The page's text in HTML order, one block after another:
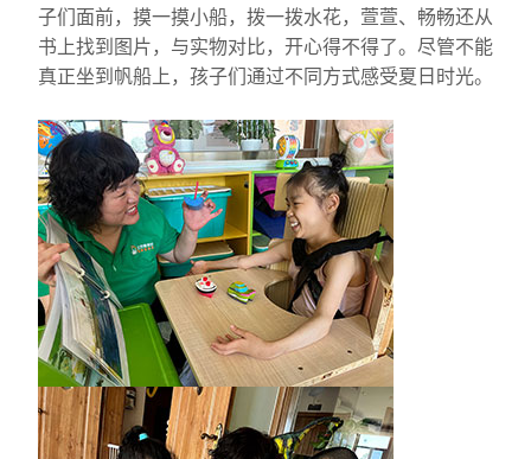
子们面前，摸一摸小船，拨一拨水花，萱萱、畅畅还从
书上找到图片，与实物对比，开心得不得了。尽管不能
真正坐到帆船上，孩子们通过不同方式感受夏日时光。